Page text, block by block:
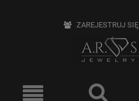
ZAREJESTRUJ SIĘ